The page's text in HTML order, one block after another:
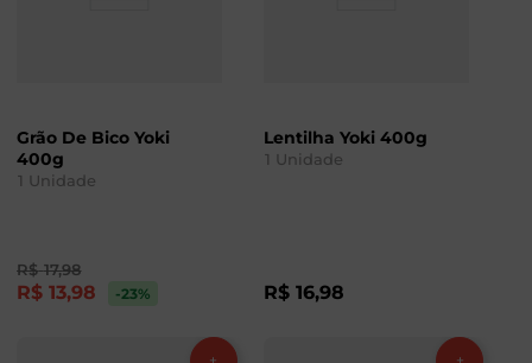
Grão De Bico Yoki
400g
1 Unidade
R$ 17,98
R$ 13,98 -23%
Lentilha Yoki 400g
1 Unidade
R$ 16,98